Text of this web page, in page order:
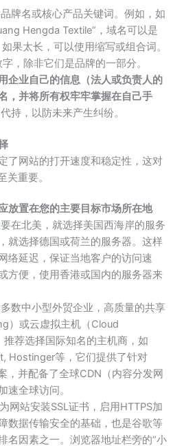
牌名或核心产品关键词。例如，如
Hengda Textile”，域名可以是
果太长，可以使用缩写或组合词。
，除非它们是品牌的一部分。
企业自己的信息（法人或负责人的
，并将所有权牢牢掌握在自己手
持，以防未来产生纠纷。
了网站的打开速度和稳定性，这对
关重要。
放置在您的主要目标市场所在地
在北美，就选择美国西海岸的服务
就选择德国或荷兰的服务器。这样
络延迟，保证当地客户的访问速
方便，使用香港或国内的服务器来
数中小型外贸企业，高质量的共享
）或云虚拟主机（Cloud
荐选择国际知名的主机商，如
Hostinger等，它们提供了针对
，并配备了全球CDN（内容分发网
速全球访问。
网站安装SSL证书，启用HTTPS加
数据传输安全的基础，也是谷歌等
名因素之一。浏览器地址栏旁的“小